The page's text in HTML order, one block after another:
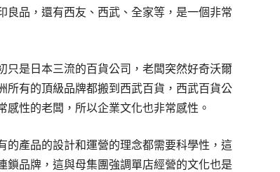
品，還有西友、西武、全家等，是一個非常
只是日本三流的百貨公司，老闆突然好奇沃爾
所有的頂級品牌都搬到西武百貨，西武百貨公
性的老闆，所以企業文化也非常感性。
的產品的設計和運營的理念都需要科學性，這
品牌，這與母集團強調單店經營的文化也是